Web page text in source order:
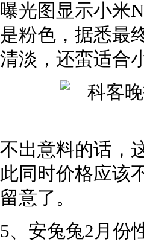
曝光图显示小米
是粉色，据悉最
清淡，还蛮适合
不出意料的话，
此同时价格应该
留意了。
5、安兔兔2月份